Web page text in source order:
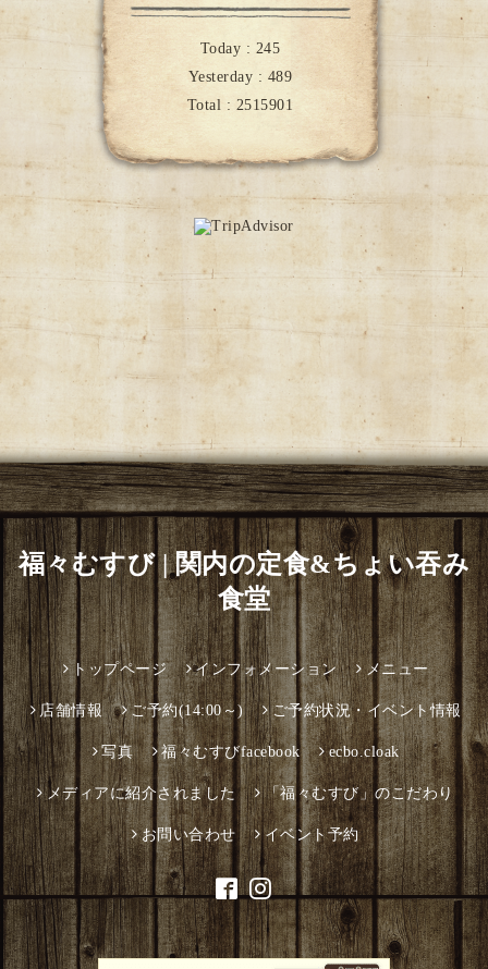
Today : 245
Yesterday : 489
Total : 2515901
福々むすび | 関内の定食&ちょい吞み
食堂
トップページ インフォメーション メニュー
店舗情報 ご予約(14:00～) ご予約状況・イベント情報
写真 福々むすびfacebook ecbo.cloak
メディアに紹介されました 「福々むすび」のこだわり
お問い合わせ イベント予約